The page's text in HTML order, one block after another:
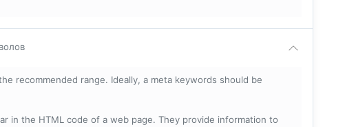
recommended range. Ideally, a meta keywords should be
in the HTML code of a web page. They provide information to